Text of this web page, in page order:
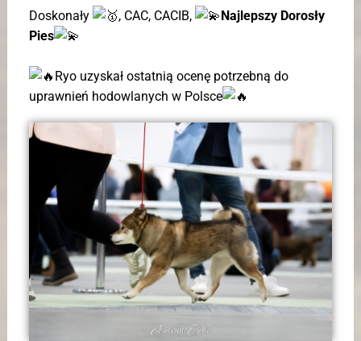
Doskonały
, CAC, CACIB,
Najlepszy Dorosły
Pies
Ryo uzyskał ostatnią ocenę potrzebną do
uprawnień hodowlanych w Polsce